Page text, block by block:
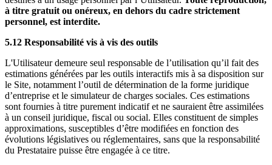
à titre gratuit ou onéreux, en dehors du cadre strictement
personnel, est interdite.
5.12 Responsabilité vis à vis des outils
L'Utilisateur demeure seul responsable de l’utilisation qu’il fait des
estimations générées par les outils interactifs mis à sa disposition sur
le Site, notamment l’outil de détermination de la forme juridique
d’entreprise et le simulateur de charges sociales. Ces estimations
sont fournies à titre purement indicatif et ne sauraient être assimilées
à un conseil juridique, fiscal ou social. Elles constituent de simples
approximations, susceptibles d’être modifiées en fonction des
évolutions législatives ou réglementaires, sans que la responsabilité
du Prestataire puisse être engagée à ce titre.